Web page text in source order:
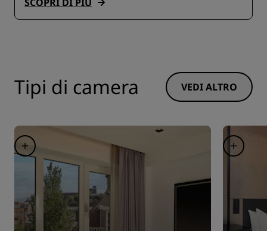
Tipi di camera VEDI ALTRO